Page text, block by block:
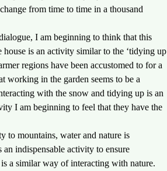
from time to time in a thousand
I am beginning to think that this
is an activity similar to the ‘tidying up
regions have been accustomed to for a
working in the garden seems to be a
with the snow and tidying up is an
I am beginning to feel that they have the
to mountains, water and nature is
indispensable activity to ensure
a similar way of interacting with nature.